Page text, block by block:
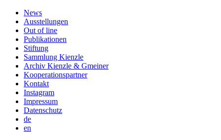
News
Ausstellungen
Out of line
Publikationen
Stiftung
Sammlung Kienzle
Archiv Kienzle & Gmeiner
Kooperationspartner
Kontakt
Instagram
Impressum
Datenschutz
de
en